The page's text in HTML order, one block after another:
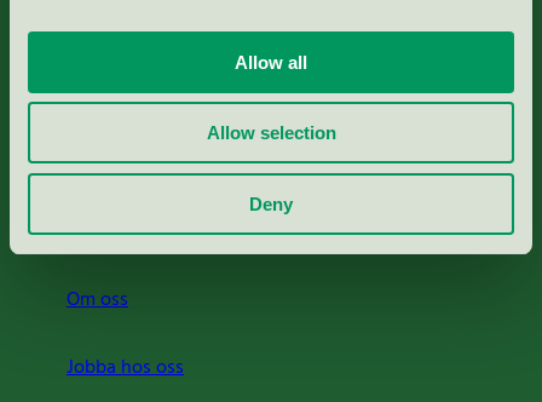
Allow all
Allow selection
Deny
Portal för massa, papper & tryckerier
Svanens husproduktportal-HPP
Rapporter & undersökningar
Press
Om oss
Jobba hos oss